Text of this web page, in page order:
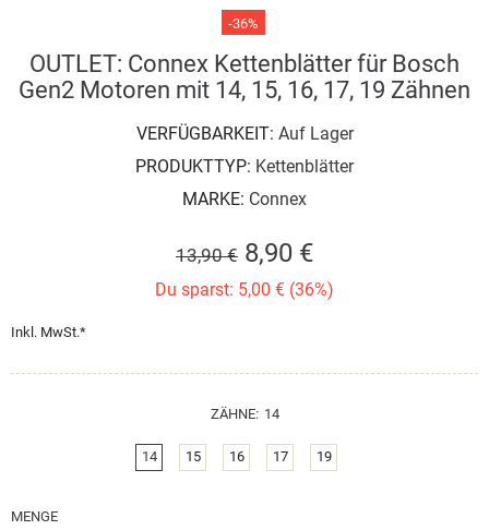
-36%
OUTLET: Connex Kettenblätter für Bosch
Gen2 Motoren mit 14, 15, 16, 17, 19 Zähnen
VERFÜGBARKEIT: Auf Lager
PRODUKTTYP: Kettenblätter
MARKE: Connex
13,90 € 8,90 €
Du sparst: 5,00 € (36%)
Inkl. MwSt.*
ZÄHNE: 14
14 15 16 17 19
MENGE